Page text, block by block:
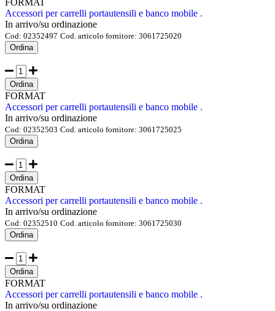
FORMAT
Accessori per carrelli portautensili e banco mobile .
In arrivo/su ordinazione
Cod: 02352497 Cod. articolo fornitore: 3061725020
Ordina
Ordina
FORMAT
Accessori per carrelli portautensili e banco mobile .
In arrivo/su ordinazione
Cod: 02352503 Cod. articolo fornitore: 3061725025
Ordina
Ordina
FORMAT
Accessori per carrelli portautensili e banco mobile .
In arrivo/su ordinazione
Cod: 02352510 Cod. articolo fornitore: 3061725030
Ordina
Ordina
FORMAT
Accessori per carrelli portautensili e banco mobile .
In arrivo/su ordinazione